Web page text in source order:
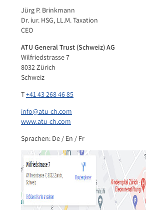
Jürg P. Brinkmann
Dr. iur. HSG, LL.M. Taxation
CEO
ATU General Trust (Schweiz) AG
Wilfriedstrasse 7
8032 Zürich
Schweiz
T+41 43 268 46 85
info@atu-ch.com
www.atu-ch.com
Sprachen: De / En / Fr